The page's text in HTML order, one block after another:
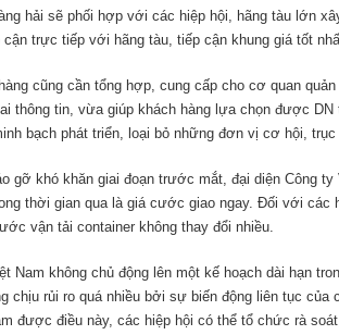
hải sẽ phối hợp với các hiệp hội, hãng tàu lớn
trực tiếp với hãng tàu, tiếp cận khung giá tốt
cũng cần tổng hợp, cung cấp cho cơ quan
thông tin, vừa giúp khách hàng lựa chọn được
bạch phát triển, loại bỏ những đơn vị cơ hội, trục
gỡ khó khăn giai đoạn trước mắt, đại diện Công ty
thời gian qua là giá cước giao ngay. Đối với các
vận tải container không thay đổi nhiều.
Nam không chủ động lên một kế hoạch dài hạn
chịu rủi ro quá nhiều bởi sự biến động liên tục của
được điều này, các hiệp hội có thể tổ chức rà